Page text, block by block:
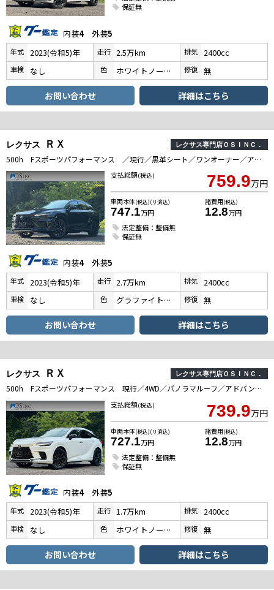
保証無
内装4外装5
年式 2023(令和5)年 走行 2.5万km 排気 2400cc
車検 なし 色 ホワイトノーヴァガラスフレーク 修復 無
お問い合わせ 詳細はこちら
レクサス ＲＸ レクサス専門店ＯＳＩＮＣ．
500h Fスポーツパフォーマンス ／現行／黒革シート／ワンオーナー／アドバンスドドライブ／パノラマルーフ／全周囲カメラ／衝突軽減／レーダークルーズコントロール／コーナーセンサー／ハンドルヒーター／シートヒーター・エアコン／パワーシート
支払総額(税込) 759.9万円
車両本体(税込)(リ済込)
747.1万円
諸費用(税込)
12.8万円
法定整備：整備無
保証無
内装4外装5
年式 2023(令和5)年 走行 2.7万km 排気 2400cc
車検 なし 色 グラファイトブラックガラスフレーク 修復 無
お問い合わせ 詳細はこちら
レクサス ＲＸ レクサス専門店ＯＳＩＮＣ．
500h Fスポーツパフォーマンス 現行／4WD／パノラマルーフ／アドバンスドライブ／BSM／デジタルインナーミラー／全周囲カメラ／パワーバックドア／衝突軽減／レーダークルーズ／レーンキープ／コーナーセンサー／ETC／電動リアゲート
支払総額(税込) 739.9万円
車両本体(税込)(リ済込)
727.1万円
諸費用(税込)
12.8万円
法定整備：整備無
保証無
内装4外装5
年式 2023(令和5)年 走行 1.7万km 排気 2400cc
車検 なし 色 ホワイトノーヴァガラスフレーク 修復 無
お問い合わせ 詳細はこちら